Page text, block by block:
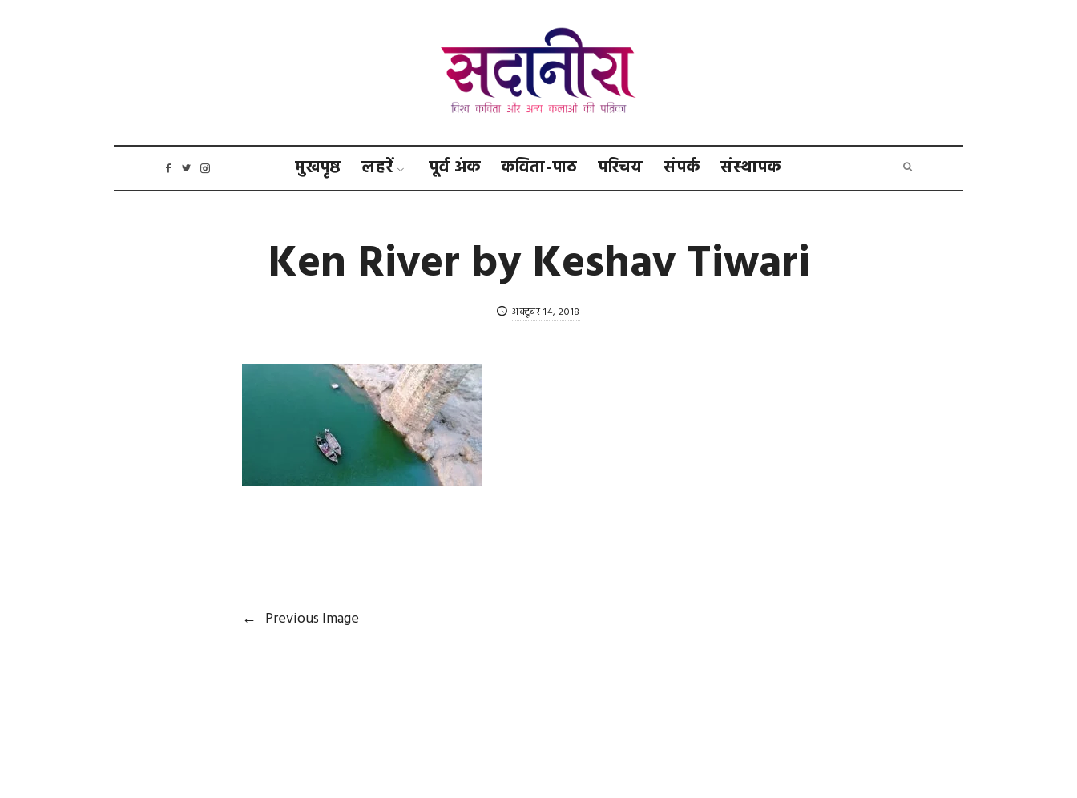
मुखपृष्ठ लहरें पूर्व अंक कविता-पाठ परिचय संपर्क संस्थापक
Ken River by Keshav Tiwari
अक्टूबर 14, 2018
← Previous Image